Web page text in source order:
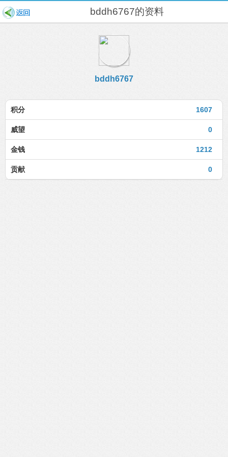
bddh6767的资料
bddh6767
1607
积分
0
威望
1212
金钱
0
贡献